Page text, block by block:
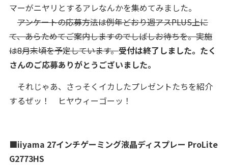
マーがニヤリとするアレなんかを集めてみました。
アンケートの応募方法は例年どおり週アスPLUS上に
て、あらためてご案内しますのでしばしお待ちを。実施
は8月末頃を予定しています。受付は終了しました。たく
さんのご応募ありがとうございました。
それじゃあ、さっそくイカしたプレゼントたちを紹介
するぜッ！ ヒヤウィーゴーッ！
■iiyama 27インチゲーミング液晶ディスプレー ProLite
G2773HS